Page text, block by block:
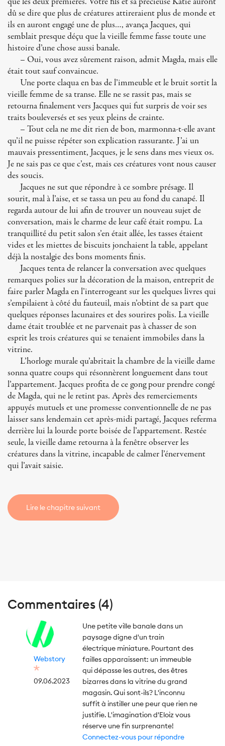
dû se dire que plus de créatures attireraient plus de monde et
ils en auront engagé une de plus…, avança Jacques, qui
semblait presque déçu que la vieille femme fasse toute une
histoire d’une chose aussi banale.
– Oui, vous avez sûrement raison, admit Magda, mais elle
était tout sauf convaincue.
Une porte claqua en bas de l’immeuble et le bruit sortit la
vieille femme de sa transe. Elle ne se rassit pas, mais se
retourna finalement vers Jacques qui fut surpris de voir ses
traits bouleversés et ses yeux pleins de crainte.
– Tout cela ne me dit rien de bon, marmonna-t-elle avant
qu’il ne puisse répéter son explication rassurante. J’ai un
mauvais pressentiment, Jacques, je le sens dans mes vieux os.
Je ne sais pas ce que c’est, mais ces créatures vont nous causer
des soucis.
Jacques ne sut que répondre à ce sombre présage. Il
sourit, mal à l’aise, et se tassa un peu au fond du canapé. Il
regarda autour de lui afin de trouver un nouveau sujet de
conversation, mais le charme de leur café était rompu. La
tranquillité du petit salon s’en était allée, les tasses étaient
vides et les miettes de biscuits jonchaient la table, appelant
déjà la nostalgie des bons moments finis.
Jacques tenta de relancer la conversation avec quelques
remarques polies sur la décoration de la maison, entreprit de
faire parler Magda en l’interrogeant sur les quelques livres qui
s’empilaient à côté du fauteuil, mais n’obtint de sa part que
quelques réponses lacunaires et des sourires polis. La vieille
dame était troublée et ne parvenait pas à chasser de son
esprit les trois créatures qui se tenaient immobiles dans la
vitrine.
L’horloge murale qu’abritait la chambre de la vieille dame
sonna quatre coups qui résonnèrent longuement dans tout
l’appartement. Jacques profita de ce gong pour prendre congé
de Magda, qui ne le retint pas. Après des remerciements
appuyés mutuels et une promesse conventionnelle de ne pas
laisser sans lendemain cet après-midi partagé, Jacques referma
derrière lui la lourde porte boisée de l’appartement. Restée
seule, la vieille dame retourna à la fenêtre observer les
créatures dans la vitrine, incapable de calmer l’énervement
qui l’avait saisie.
Lire le chapitre suivant
Commentaires (4)
Webstory
09.06.2023
Une petite ville banale dans un
paysage digne d'un train
électrique miniature. Pourtant des
failles apparaissent: un immeuble
qui dépasse les autres, des êtres
bizarres dans la vitrine du grand
magasin. Qui sont-ils? L'inconnu
suffit à instiller une peur que rien ne
justifie. L'imagination d'Eloiz vous
réserve une fin surprenante!
Connectez-vous pour répondre